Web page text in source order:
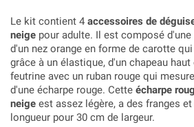
Le kit contient 4 accessoires de
neige pour adulte. Il est composé
d'un nez orange en forme de carotte
grâce à un élastique, d'un chapeau
feutrine avec un ruban rouge qui
d'une écharpe rouge. Cette écharpe
neige est assez légère, a des franges
longueur pour 30 cm de largeur.